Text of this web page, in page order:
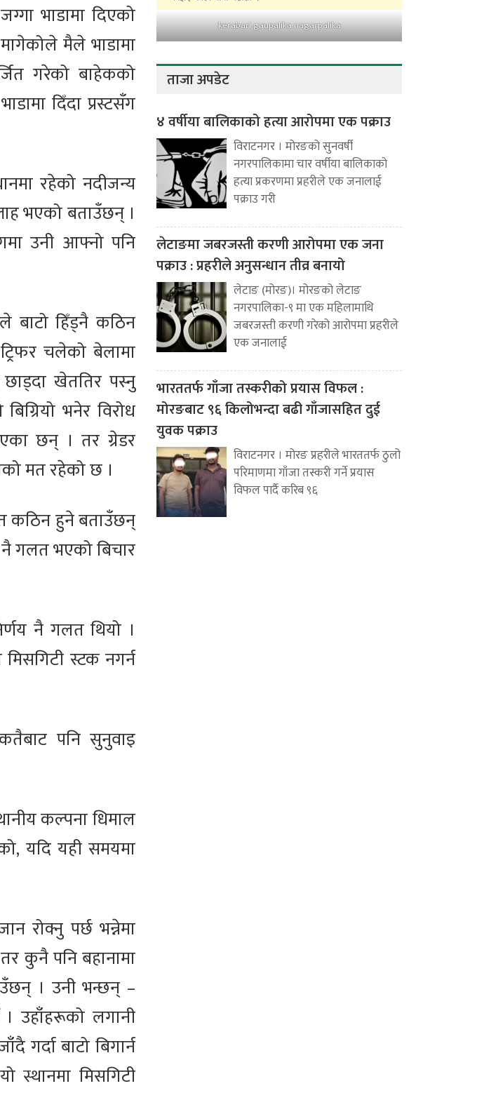
भाडामा दिएको
मैले भाडामा
गरेको बाहेकको
दिँदा प्रस्टसँग
रहेको नदीजन्य
भएको बताउँछन् ।
उनी आफ्नो पनि
बाटो हिँड्नै कठिन
चलेको बेलामा
खेततिर पस्नु
भनेर विरोध
छन् । तर ग्रेडर
मत रहेको छ ।
कठिन हुने बताउँछन्
नै गलत भएको बिचार
नै गलत थियो ।
स्टक नगर्न
पनि सुनुवाइ
कल्पना धिमाल
यदि यही समयमा
रोक्नु पर्छ भन्नेमा
कुनै पनि बहानामा
। उनी भन्छन् –
उहाँहरूको लगानी
गर्दा बाटो बिगार्न
मिसगिटी
kerabari gaupalika nagarpalika
ताजा अपडेट
४ वर्षीया बालिकाको हत्या आरोपमा एक पक्राउ
विराटनगर । मोरङको सुनवर्षी
नगरपालिकामा चार वर्षीया बालिकाको
हत्या प्रकरणमा प्रहरीले एक जनालाई
पक्राउ गरी
लेटाङमा जबरजस्ती करणी आरोपमा एक जना
पक्राउ : प्रहरीले अनुसन्धान तीव्र बनायो
लेटाङ (मोरङ)। मोरङको लेटाङ
नगरपालिका-९ मा एक महिलामाथि
जबरजस्ती करणी गरेको आरोपमा प्रहरीले
एक जनालाई
भारततर्फ गाँजा तस्करीको प्रयास विफल :
मोरङबाट ९६ किलोभन्दा बढी गाँजासहित दुई
युवक पक्राउ
विराटनगर । मोरङ प्रहरीले भारततर्फ ठुलो
परिमाणमा गाँजा तस्करी गर्ने प्रयास
विफल पार्दै करिब ९६